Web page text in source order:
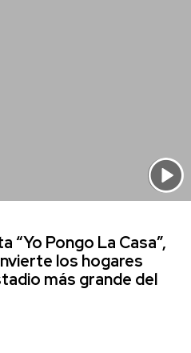
Pongo La Casa”,
los hogares
más grande del